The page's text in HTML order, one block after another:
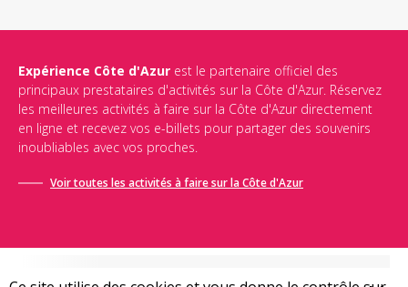
Expérience Côte d'Azur est le partenaire officiel des
principaux prestataires d'activités sur la Côte d'Azur. Réservez
les meilleures activités à faire sur la Côte d'Azur directement
en ligne et recevez vos e-billets pour partager des souvenirs
inoubliables avec vos proches.
Voir toutes les activités à faire sur la Côte d'Azur